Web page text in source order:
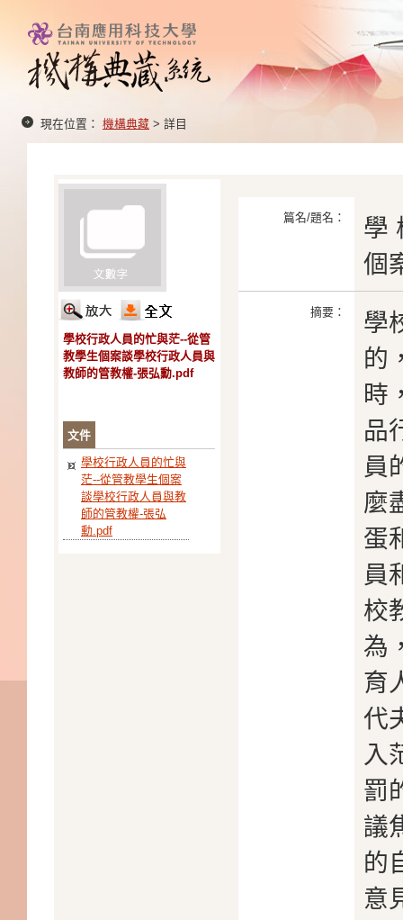
現在位置： 機構典藏 > 詳目
學校行政人員的忙與茫--從管
教學生個案談學校行政人員與
教師的管教權-張弘勳.pdf
文件
學校行政人員的忙與
茫--從管教學生個案
談學校行政人員與教
師的管教權-張弘
勳.pdf
篇名/題名：
學
個
摘要：
學
的
時
品
員
麼
蛋
員
校
為
育
代
入
罰
議
的
意